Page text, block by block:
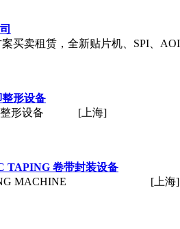
买卖租赁，全新贴片机、SPI、
形设备
形设备
[上海]
TAPING 卷带封装设备
MACHINE
[上海]